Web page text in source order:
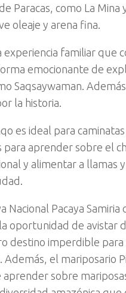
Paracas, como La
oleaje y arena fina.
experiencia familiar que
emocionante de
Saqsaywaman.
la historia.
es ideal para
para aprender sobre el
y alimentar a llamas
Nacional Pacaya
oportunidad de avistar
destino imperdible
el mariposario
sobre